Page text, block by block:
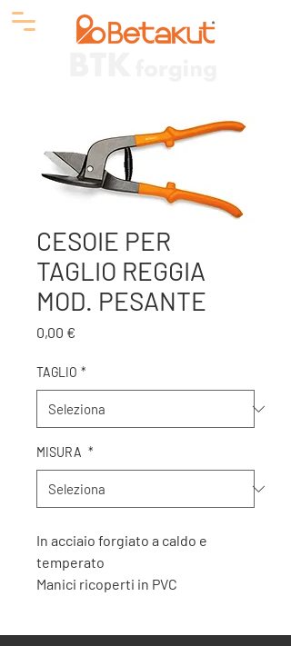
CESOIE PER
TAGLIO REGGIA
MOD. PESANTE
0,00 €
TAGLIO *
MISURA *
In acciaio forgiato a caldo e
temperato
Manici ricoperti in PVC